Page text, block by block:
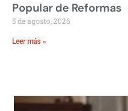
Popular de Reformas
5 de agosto, 2026
Leer más »